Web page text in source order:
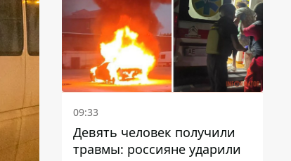
09:33
Девять человек получили
травмы: россияне ударили